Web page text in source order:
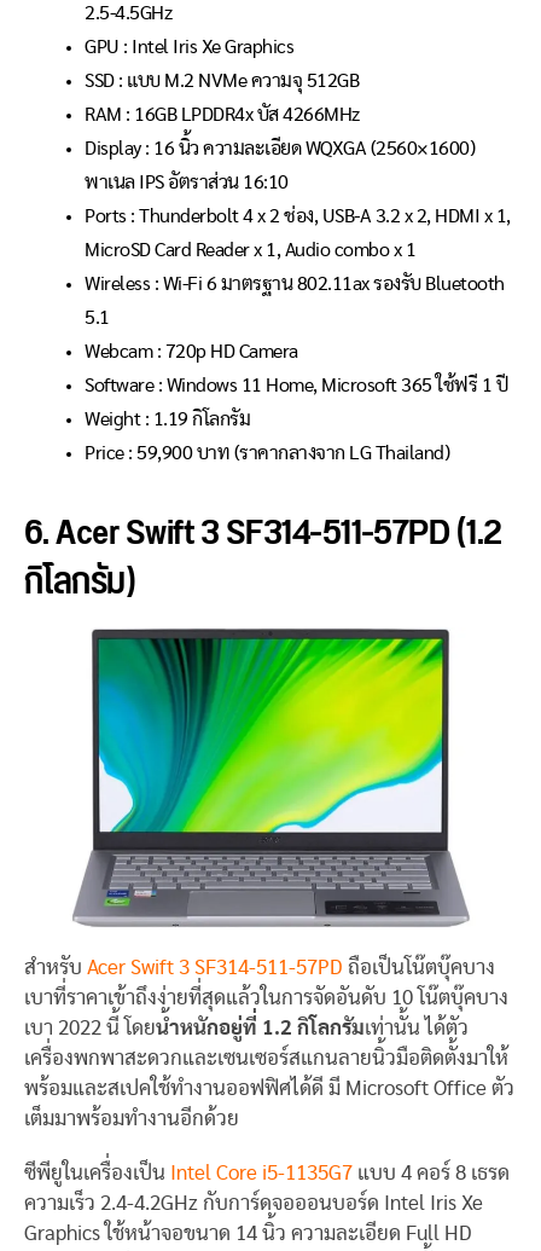
2.5-4.5GHz
GPU : Intel Iris Xe Graphics
SSD : แบบ M.2 NVMe ความจุ 512GB
RAM : 16GB LPDDR4x บัส 4266MHz
Display : 16 นิ้ว ความละเอียด WQXGA (2560×1600)
พาเนล IPS อัตราส่วน 16:10
Ports : Thunderbolt 4 x 2 ช่อง, USB-A 3.2 x 2, HDMI x 1,
MicroSD Card Reader x 1, Audio combo x 1
Wireless : Wi-Fi 6 มาตรฐาน 802.11ax รองรับ Bluetooth
5.1
Webcam : 720p HD Camera
Software : Windows 11 Home, Microsoft 365 ใช้ฟรี 1 ปี
Weight : 1.19 กิโลกรัม
Price : 59,900บาท (ราคากลางจาก LG Thailand)
6. Acer Swift 3 SF314-511-57PD (1.2
กิโลกรัม)
สำหรับ Acer Swift 3 SF314-511-57PD ถือเป็นโน๊ตบุ๊คบาง
เบาที่ราคาเข้าถึงง่ายที่สุดแล้วในการจัดอันดับ 10 โน๊ตบุ๊คบาง
เบา 2022 นี้ โดยน้ำหนักอยู่ที่ 1.2 กิโลกรัมเท่านั้น ได้ตัว
เครื่องพกพาสะดวกและเซนเซอร์สแกนลายนิ้วมือติดตั้งมาให้
พร้อมและสเปคใช้ทำงานออฟฟิศได้ดี มี Microsoft Office ตัว
เต็มมาพร้อมทำงานอีกด้วย
ซีพียูในเครื่องเป็น Intel Core i5-1135G7 แบบ 4 คอร์ 8 เธรด
ความเร็ว 2.4-4.2GHz กับการ์ดจอออนบอร์ด Intel Iris Xe
Graphics ใช้หน้าจอขนาด 14 นิ้ว ความละเอียด Full HD